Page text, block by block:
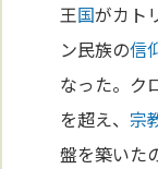
王国がカト
ン民族の信
なった。ク
を超え、 宗
盤を築いた